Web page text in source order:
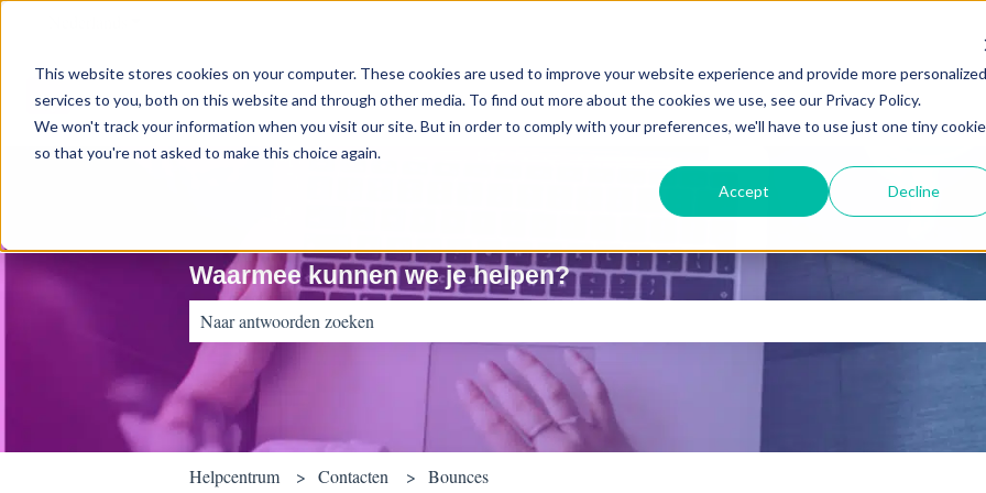
This website stores cookies on your computer. These cookies are used to improve your website experience and provide more personalized
services to you, both on this website and through other media. To find out more about the cookies we use, see our Privacy Policy.
We won't track your information when you visit our site. But in order to comply with your preferences, we'll have to use just one tiny cookie
so that you're not asked to make this choice again.
Accept Decline
Waarmee kunnen we je helpen?
Er zijn geen suggesties want het zoekveld is leeg.
Helpcentrum Contacten Bounces